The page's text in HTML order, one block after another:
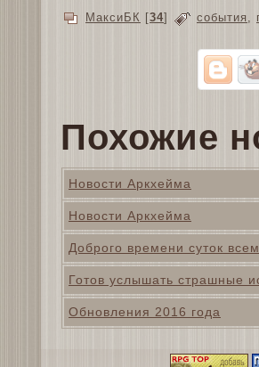
МаксиБК [34] события ,
Похожие
Новости Аркхейма
Новости Аркхейма
Доброго времени суток
Готов услышать страшные
Обновления 2016 года